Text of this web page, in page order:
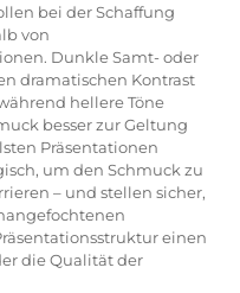
bei der Schaffung
von
Dunkle Samt- oder
dramatischen Kontrast
hellere Töne
besser zur Geltung
Präsentationen
um den Schmuck zu
– und stellen sicher,
einen
die Qualität der